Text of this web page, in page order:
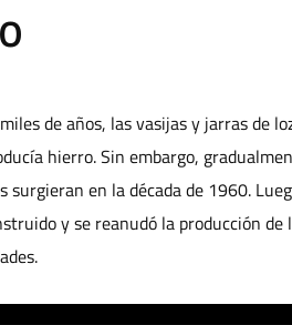
de años, las vasijas y jarras de
hierro. Sin embargo,
en la década de 1960.
y se reanudó la producción de